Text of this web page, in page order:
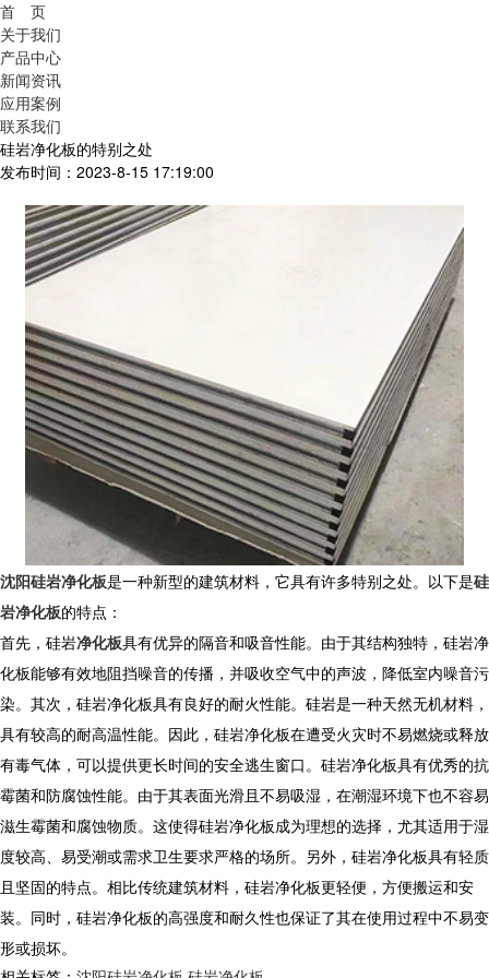
首 页
关于我们
产品中心
新闻资讯
应用案例
联系我们
硅岩净化板的特别之处
发布时间：2023-8-15 17:19:00
沈阳硅岩净化板是一种新型的建筑材料，它具有许多特别之处。以下是硅
岩净化板的特点：
首先，硅岩净化板具有优异的隔音和吸音性能。由于其结构独特，硅岩净
化板能够有效地阻挡噪音的传播，并吸收空气中的声波，降低室内噪音污
染。其次，硅岩净化板具有良好的耐火性能。硅岩是一种天然无机材料，
具有较高的耐高温性能。因此，硅岩净化板在遭受火灾时不易燃烧或释放
有毒气体，可以提供更长时间的安全逃生窗口。硅岩净化板具有优秀的抗
霉菌和防腐蚀性能。由于其表面光滑且不易吸湿，在潮湿环境下也不容易
滋生霉菌和腐蚀物质。这使得硅岩净化板成为理想的选择，尤其适用于湿
度较高、易受潮或需求卫生要求严格的场所。另外，硅岩净化板具有轻质
且坚固的特点。相比传统建筑材料，硅岩净化板更轻便，方便搬运和安
装。同时，硅岩净化板的高强度和耐久性也保证了其在使用过程中不易变
形或损坏。